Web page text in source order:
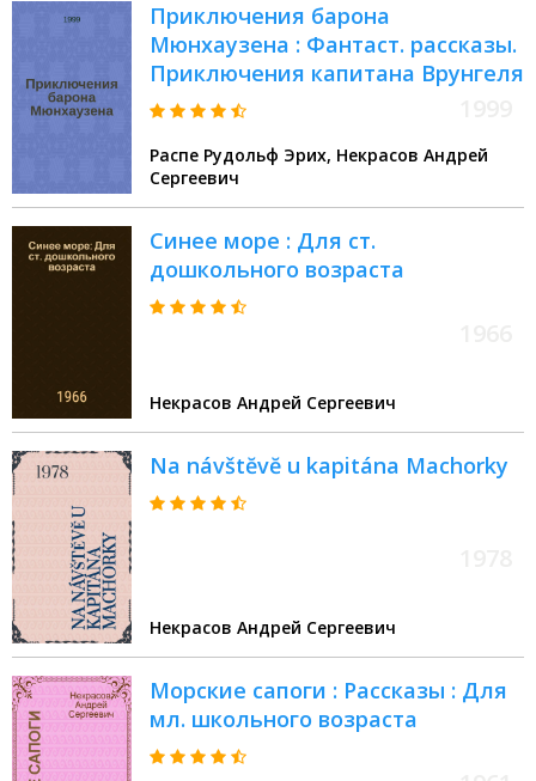
Приключения барона
Мюнхаузена : Фантаст. рассказы.
Приключения капитана Врунгеля
Распе Рудольф Эрих, Некрасов Андрей
Сергеевич
Синее море : Для ст.
дошкольного возраста
Некрасов Андрей Сергеевич
Na návštĕvĕ u kapitána Machorky
Некрасов Андрей Сергеевич
Морские сапоги : Рассказы : Для
мл. школьного возраста